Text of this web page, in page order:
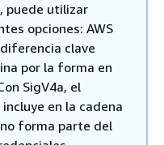
puede utilizar
opciones: AWS
diferencia clave
por la forma en
SigV4a, el
en la cadena
forma parte del